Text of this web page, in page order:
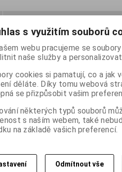
5-2E-IV na omítku/povrch.
s využitím souborů
webu pracujeme se
naše služby a personalizovat
cookies si pamatují, co a jak
děláte. Díky tomu webová
se přizpůsobit vašim
některých typů souborů
s naším webem, také
na základě vašich preferencí.
Odmítnout vše